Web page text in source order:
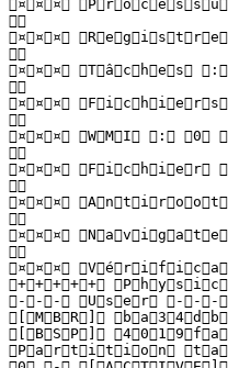
 ¤ ¤ ¤ 
  
 ¤ ¤ ¤   R e g i s t r e 
  
 ¤ ¤ ¤   T â c h e s   : 
  
 ¤ ¤ ¤   F i c h i e r s 
  
 ¤ ¤ ¤   W M I   :   0 
  
 ¤ ¤ ¤   F i c h i e r 
  
 ¤ ¤ ¤ 
  
 ¤ ¤ ¤ 
  
 ¤ ¤ ¤ 
 + + + + + 
 - - -   U s e r   - - -  
 [ M B R ] 
 [ B S P ] 
 P a r t i t i o n 